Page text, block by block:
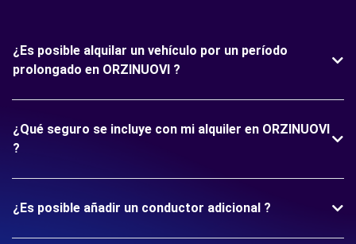
¿Es posible alquilar un vehículo por un período
prolongado en ORZINUOVI ?
¿Qué seguro se incluye con mi alquiler en ORZINUOVI
?
¿Es posible añadir un conductor adicional ?